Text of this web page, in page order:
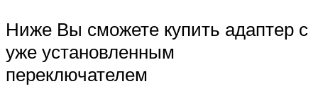
Ниже Вы сможете купить адаптер с
уже установленным
переключателем